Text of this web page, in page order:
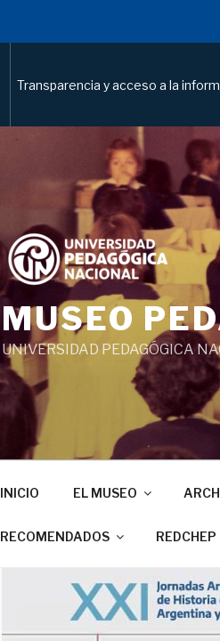
Transparencia y acceso a la
MUSEO
UNIVERSIDAD PEDAGÓGICA
INICIO EL MUSEO
RECOMENDADOS REDCHEP